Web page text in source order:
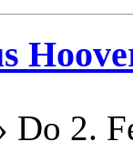
Do 2.